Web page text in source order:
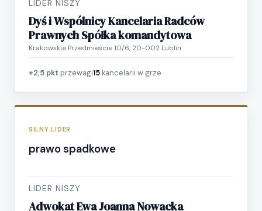
LIDER NISZY
Dyś i Wspólnicy Kancelaria Radców
Prawnych Spółka komandytowa
Krakowskie Przedmieście 10/6, 20-002 Lublin
+2,5 pkt przewagi15 kancelarii w grze
SILNY LIDER
prawo spadkowe
LIDER NISZY
Adwokat Ewa Joanna Nowacka